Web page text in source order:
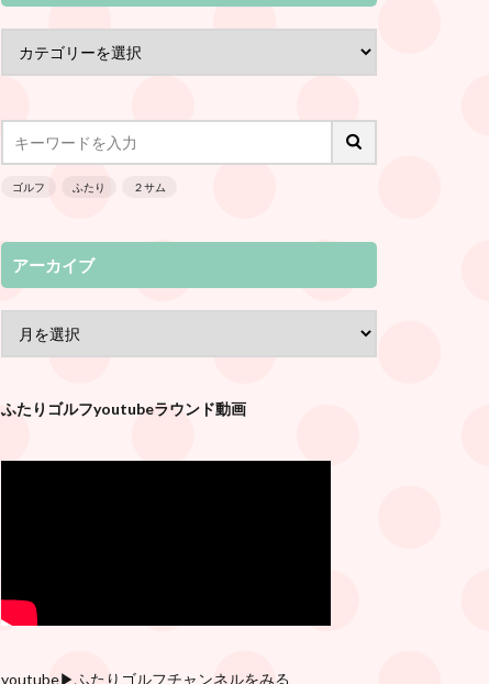
ゴルフ ふたり ２サム
アーカイブ
ふたりゴルフyoutubeラウンド動画
youtube▶︎ふたりゴルフチャンネルをみる